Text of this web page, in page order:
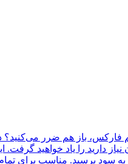
فارکس، باز هم ضرر